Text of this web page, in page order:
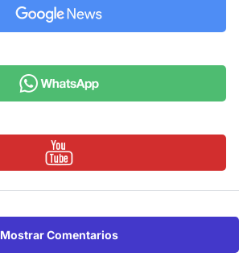
Mostrar Comentarios